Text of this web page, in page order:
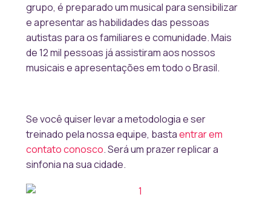
grupo, é preparado um musical para sensibilizar
e apresentar as habilidades das pessoas
autistas para os familiares e comunidade. Mais
de 12 mil pessoas já assistiram aos nossos
musicais e apresentações em todo o Brasil.
Se você quiser levar a metodologia e ser
treinado pela nossa equipe, bastaentrar em
contato conosco. Será um prazer replicar a
sinfonia na sua cidade.